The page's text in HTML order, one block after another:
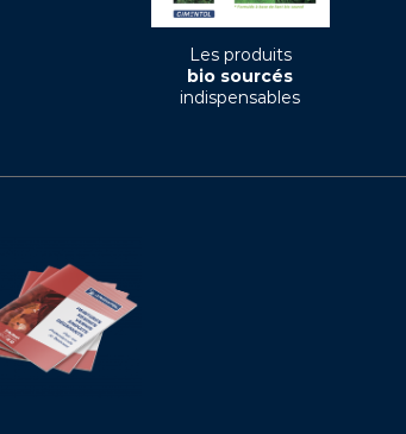
Les produits
bio sourcés
indispensables